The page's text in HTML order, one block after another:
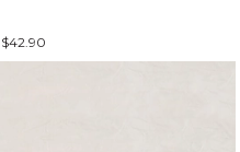
$42.90